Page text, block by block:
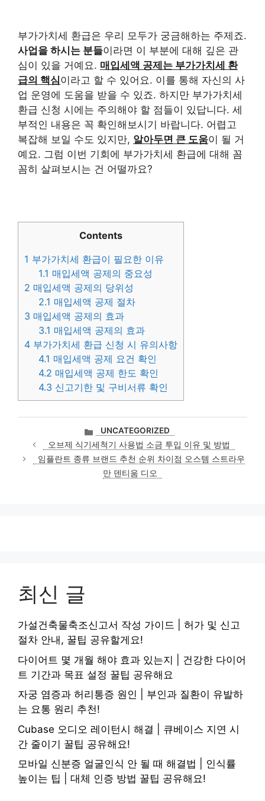
부가가치세 환급은 우리 모두가 궁금해하는 주제죠.
사업을 하시는 분들이라면 이 부분에 대해 깊은 관
심이 있을 거예요. 매입세액 공제는 부가가치세 환
급의 핵심이라고 할 수 있어요. 이를 통해 자신의 사
업 운영에 도움을 받을 수 있죠. 하지만 부가가치세
환급 신청 시에는 주의해야 할 점들이 있답니다. 세
부적인 내용은 꼭 확인해보시기 바랍니다. 어렵고
복잡해 보일 수도 있지만, 알아두면 큰 도움이 될 거
예요. 그럼 이번 기회에 부가가치세 환급에 대해 꼼
꼼히 살펴보시는 건 어떨까요?
Contents
1 부가가치세 환급이 필요한 이유
1.1 매입세액 공제의 중요성
2 매입세액 공제의 당위성
2.1 매입세액 공제 절차
3 매입세액 공제의 효과
3.1 매입세액 공제의 효과
4 부가가치세 환급 신청 시 유의사항
4.1 매입세액 공제 요건 확인
4.2 매입세액 공제 한도 확인
4.3 신고기한 및 구비서류 확인
카
테
고
리
UNCATEGORIZED
오브제 식기세척기 사용법 소금 투입 이유 및 방법
임플란트 종류 브랜드 추천 순위 차이점 오스템 스트라우
만 덴티움 디오
최신 글
가설건축물축조신고서 작성 가이드 | 허가 및 신고
절차 안내, 꿀팁 공유할게요!
다이어트 몇 개월 해야 효과 있는지 | 건강한 다이어
트 기간과 목표 설정 꿀팁 공유해요
자궁 염증과 허리통증 원인 | 부인과 질환이 유발하
는 요통 원리 추천!
Cubase 오디오 레이턴시 해결 | 큐베이스 지연 시
간 줄이기 꿀팁 공유해요!
모바일 신분증 얼굴인식 안 될 때 해결법 | 인식률
높이는 팁 | 대체 인증 방법 꿀팁 공유해요!